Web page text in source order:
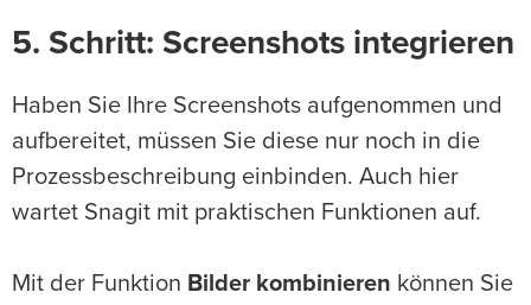
5. Schritt: Screenshots integrieren
Haben Sie Ihre Screenshots aufgenommen und
aufbereitet, müssen Sie diese nur noch in die
Prozessbeschreibung einbinden. Auch hier
wartet Snagit mit praktischen Funktionen auf.
Mit der Funktion Bilder kombinieren können Sie